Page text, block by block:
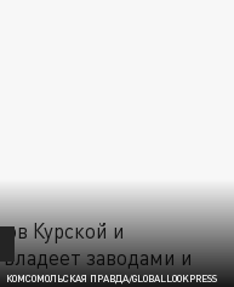
КОМСОМОЛЬСКАЯ ПРАВДА/GLOBALLOOKPRESS